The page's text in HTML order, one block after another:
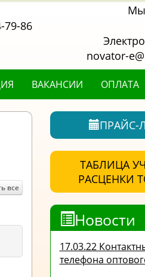
79-86
Мы
novator-
ВАКАНСИИ ОПЛАТА
все
ПРАЙС-
ТАБЛИЦА
РАСЦЕНКИ
Новости
17.03.22
телефона